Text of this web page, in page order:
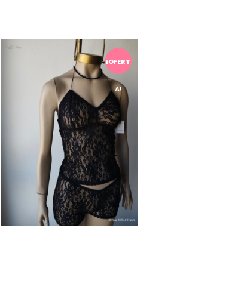
¡OFERT
A!
Conjunto Top y Short de
encaje negro
35.000,00 $26.500,00